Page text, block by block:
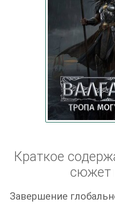
Краткое
сюжет
Завершение